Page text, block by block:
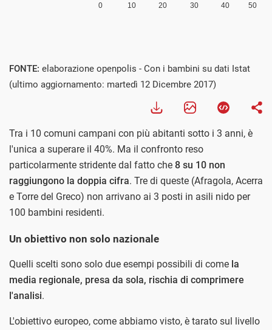
FONTE: elaborazione openpolis - Con i bambini su dati Istat
(ultimo aggiornamento: martedì 12 Dicembre 2017)
Tra i 10 comuni campani con più abitanti sotto i 3 anni, è
l'unica a superare il 40%. Ma il confronto reso
particolarmente stridente dal fatto che 8 su 10 non
raggiungono la doppia cifra. Tre di queste (Afragola, Acerra
e Torre del Greco) non arrivano ai 3 posti in asili nido per
100 bambini residenti.
Un obiettivo non solo nazionale
Quelli scelti sono solo due esempi possibili di come la
media regionale, presa da sola, rischia di comprimere
l'analisi.
L'obiettivo europeo, come abbiamo visto, è tarato sul livello